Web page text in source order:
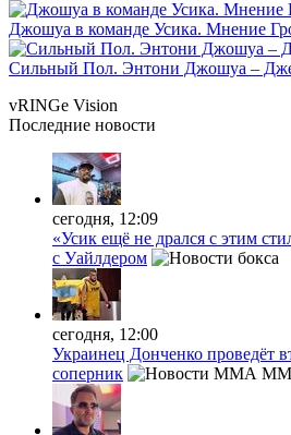
Джошуа в команде Усика. Мнение
Сильный Пол. Энтони Джошуа –
vRINGe Vision
Последние новости
сегодня, 12:09
«Усик ещё не дрался с этим
с Уайлдером
сегодня, 12:00
Украинец Донченко проведёт
соперник